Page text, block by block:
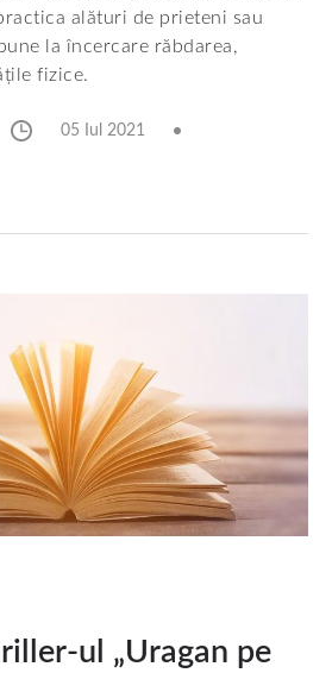
alături de prieteni sau
la încercare răbdarea,
fizice.
05 Iul 2021
ul „Uragan pe